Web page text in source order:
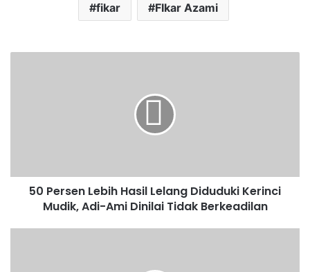
fikar FIkar Azami
50 Persen Lebih Hasil Lelang Diduduki Kerinci
Mudik, Adi-Ami Dinilai Tidak Berkeadilan